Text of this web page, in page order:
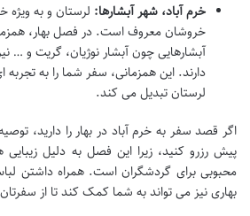
خرم آباد، شهر آبشارها: لرستان و به ویژه
خروشان معروف است. در فصل بهار،
آبشارهایی چون آبشار نوژیان، گریت و …
دارند. این همزمانی، سفر شما را به تجربه
لرستان تبدیل می کند.
اگر قصد سفر به خرم آباد در بهار را دارید،
پیش رزرو کنید، زیرا این فصل به دلیل
محبوبی برای گردشگران است. همراه داشتن
بهاری نیز می تواند به شما کمک کند تا از